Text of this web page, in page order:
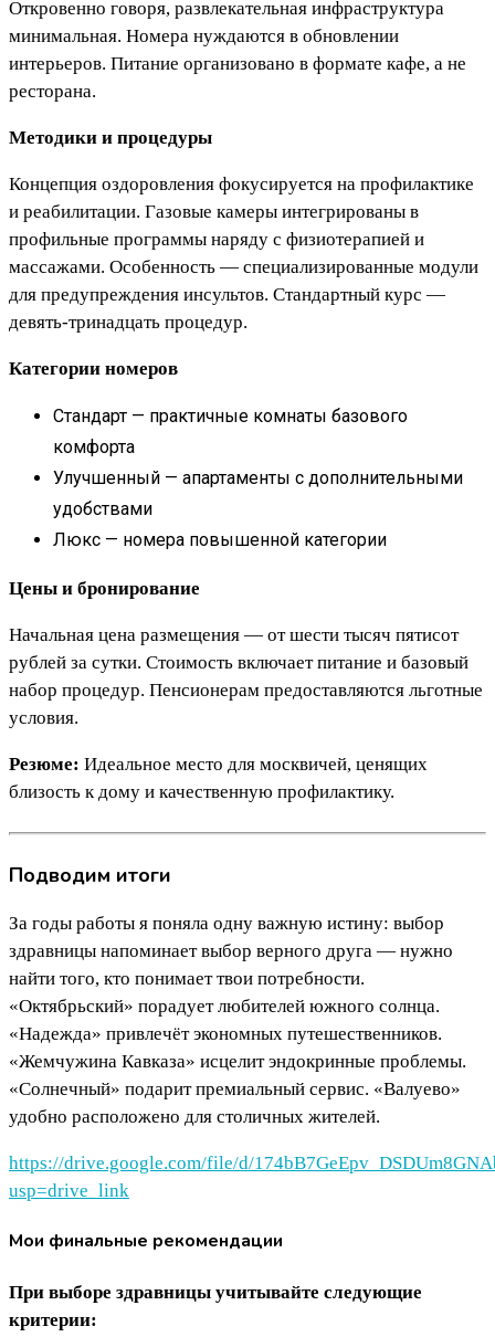
Откровенно говоря, развлекательная инфраструктура
минимальная. Номера нуждаются в обновлении
интерьеров. Питание организовано в формате кафе, а не
ресторана.
Методики и процедуры
Концепция оздоровления фокусируется на профилактике
и реабилитации. Газовые камеры интегрированы в
профильные программы наряду с физиотерапией и
массажами. Особенность — специализированные модули
для предупреждения инсультов. Стандартный курс —
девять-тринадцать процедур.
Категории номеров
Стандарт — практичные комнаты базового
комфорта
Улучшенный — апартаменты с дополнительными
удобствами
Люкс — номера повышенной категории
Цены и бронирование
Начальная цена размещения — от шести тысяч пятисот
рублей за сутки. Стоимость включает питание и базовый
набор процедур. Пенсионерам предоставляются льготные
условия.
Резюме: Идеальное место для москвичей, ценящих
близость к дому и качественную профилактику.
Подводим итоги
За годы работы я поняла одну важную истину: выбор
здравницы напоминает выбор верного друга — нужно
найти того, кто понимает твои потребности.
«Октябрьский» порадует любителей южного солнца.
«Надежда» привлечёт экономных путешественников.
«Жемчужина Кавказа» исцелит эндокринные проблемы.
«Солнечный» подарит премиальный сервис. «Валуево»
удобно расположено для столичных жителей.
https://drive.google.com/file/d/
usp=drive_link
Мои финальные рекомендации
При выборе здравницы учитывайте следующие
критерии: